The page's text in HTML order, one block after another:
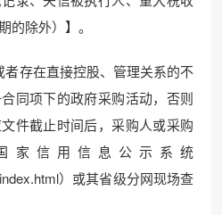
的除外）】。
存在直接控股、管理关系的不
同项下的政府采购活动，否则
件截止时间后，采购人或采购
家信用信息公示系统
）或其省级分网现场查